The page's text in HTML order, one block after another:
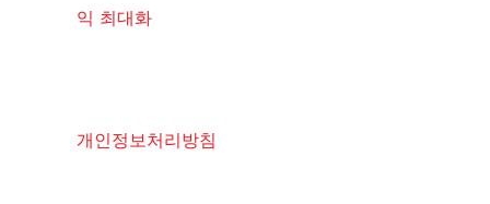
익 최대화
개인정보처리방침